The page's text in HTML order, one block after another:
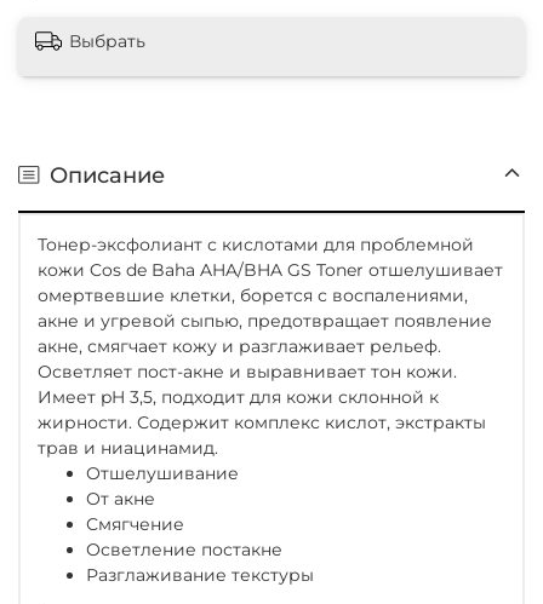
Выбрать
Описание
Тонер-эксфолиант с кислотами для проблемной
кожи Cos de Baha AHA/BHA GS Toner отшелушивает
омертвевшие клетки, борется с воспалениями,
акне и угревой сыпью, предотвращает появление
акне, смягчает кожу и разглаживает рельеф.
Осветляет пост-акне и выравнивает тон кожи.
Имеет pH 3,5, подходит для кожи склонной к
жирности. Содержит комплекс кислот, экстракты
трав и ниацинамид.
Отшелушивание
От акне
Смягчение
Осветление постакне
Разглаживание текстуры